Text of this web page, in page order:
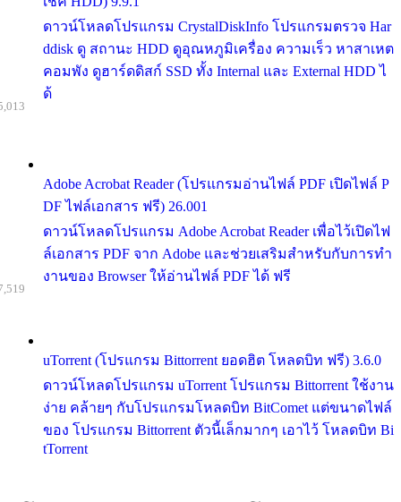
ดาวน์โหลดโปรแกรม CrystalDiskInfo โปรแกรมตรวจ Har
ddisk ดู สถานะ HDD ดูอุณหภูมิเครื่อง ความเร็ว หาสาเหต
คอมพัง ดูฮาร์ดดิสก์ SSD ทั้ง Internal และ External HDD ไ
ด้
Adobe Acrobat Reader (โปรแกรมอ่านไฟล์ PDF เปิดไฟล์ P
DF ไฟล์เอกสาร ฟรี) 26.001
ดาวน์โหลดโปรแกรม Adobe Acrobat Reader เพื่อไว้เปิดไฟ
ล์เอกสาร PDF จาก Adobe และช่วยเสริมสำหรับกับการทำ
งานของ Browser ให้อ่านไฟล์ PDF ได้ ฟรี
uTorrent (โปรแกรม Bittorrent ยอดฮิต โหลดบิท ฟรี) 3.6.0
ดาวน์โหลดโปรแกรม uTorrent โปรแกรม Bittorrent ใช้งาน
ง่าย คล้ายๆ กับโปรแกรมโหลดบิท BitComet แต่ขนาดไฟล์
ของ โปรแกรม Bittorrent ตัวนี้เล็กมากๆ เอาไว้ โหลดบิท Bi
tTorrent